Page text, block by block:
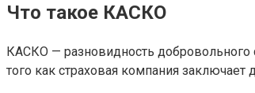
Что такое КАСКО
КАСКО — разновидность добровольного
того как страховая компания